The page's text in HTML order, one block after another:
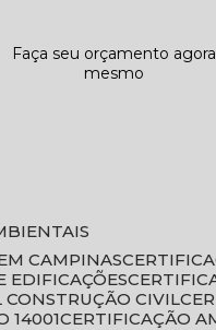
Faça seu orçamento agora
mesmo
CAMPINAS
EDIFICAÇÕES
CONSTRUÇÃO CIVIL
14001
CERTIFICAÇÃO